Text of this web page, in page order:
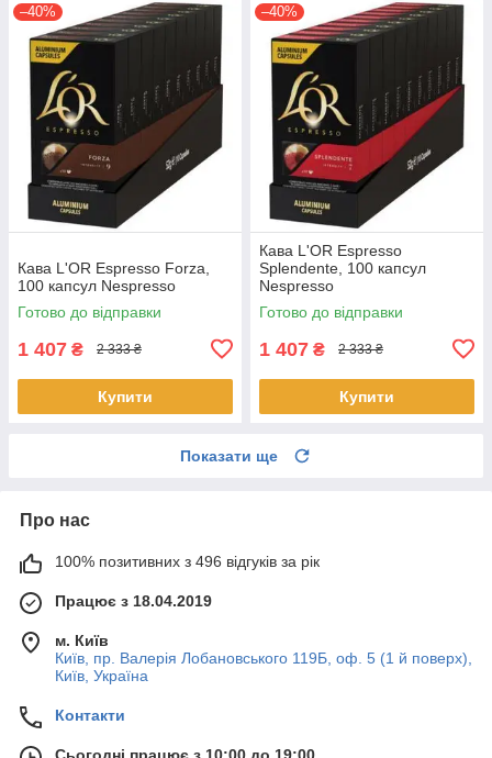
–40%
Кава L'OR Espresso Forza,
100 капсул Nespresso
Готово до відправки
1 407 ₴ 2 333 ₴
Купити
–40%
Кава L'OR Espresso
Splendente, 100 капсул
Nespresso
Готово до відправки
1 407 ₴ 2 333 ₴
Купити
Показати ще
Про нас
100% позитивних з 496 відгуків за рік
Працює з 18.04.2019
м. Київ
Київ, пр. Валерія Лобановського 119Б, оф. 5 (1 й поверх),
Київ, Україна
Контакти